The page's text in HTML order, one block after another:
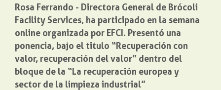
Rosa Ferrando - Directora General de Brócoli
Facility Services, ha participado en la semana
online organizada por EFCI. Presentó una
ponencia, bajo el titulo “Recuperación con
valor, recuperación del valor” dentro del
bloque de la “La recuperación europea y
sector de la limpieza industrial”